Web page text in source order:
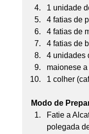
1 unidade
4 fatias de
4 fatias de
4 fatias de
4 unidades
maionese
1 colher
Modo de
Fatie a
polegada